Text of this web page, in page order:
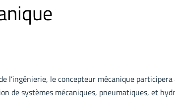
l’ingénierie, le concepteur mécanique
de systèmes mécaniques, pneumatiques, et